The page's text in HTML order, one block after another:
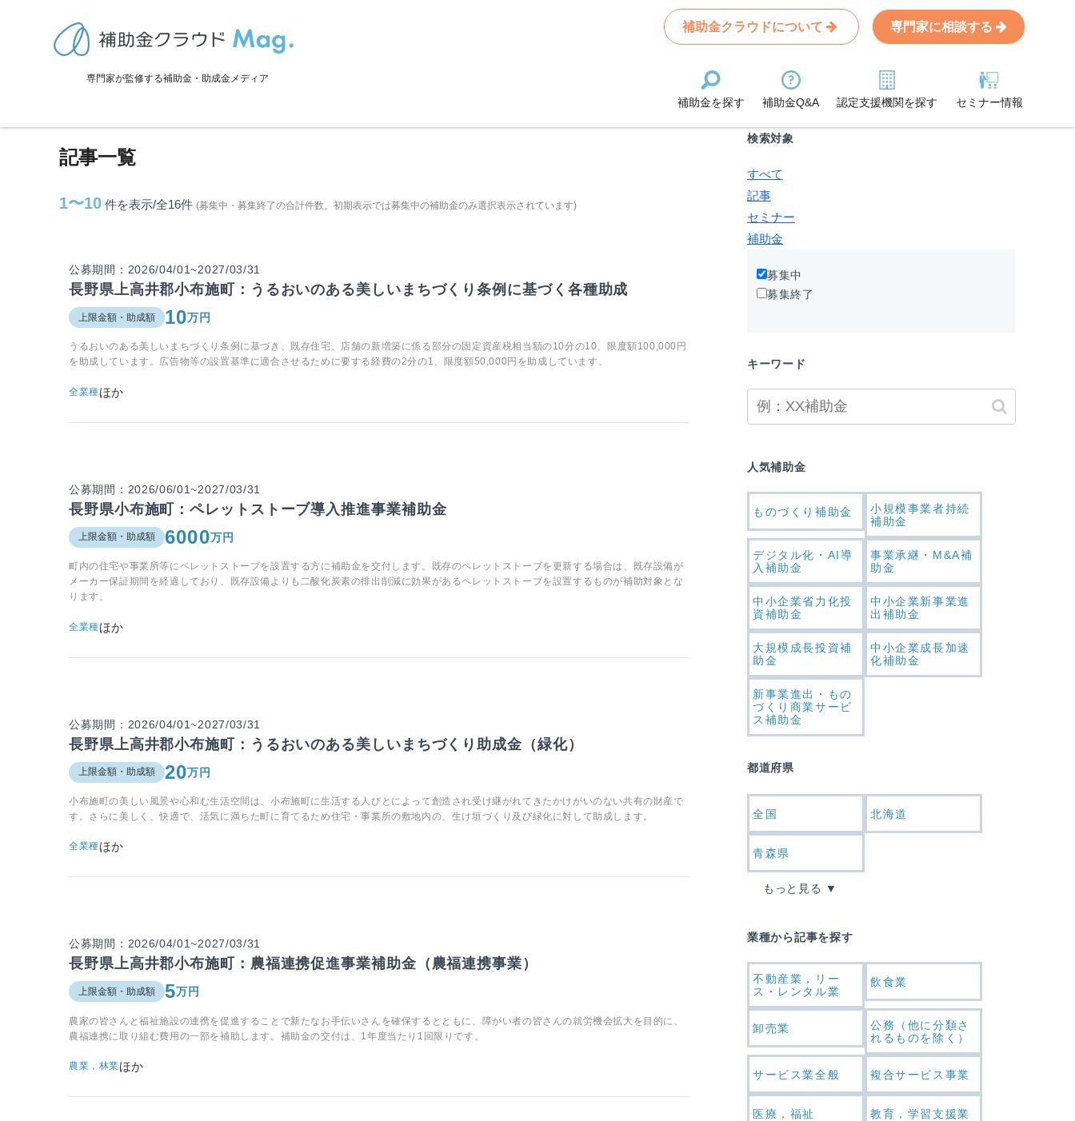
専門家が監修する補助金・助成金メディア
補助金クラウドについて 専門家に相談する
補助金を探す 補助金Q&A 認定支援機関を探す セミナー情報
>補助金・助成金詳細
小布施町に関連する記事
記事一覧
1〜10 件を表示/全16件 (募集中・募集終了の合計件数。初期表示では募集中の補助金のみ選択表示されています)
公募期間：2026/04/01~2027/03/31
長野県上高井郡小布施町：うるおいのある美しいまちづくり条例に基づく各種助成
上限金額・助成額 10万円
うるおいのある美しいまちづくり条例に基づき、既存住宅、店舗の新増築に係る部分の固定資産税相当額の10分の10、限度額100,000円
を助成しています。広告物等の設置基準に適合させるために要する経費の2分の1、限度額50,000円を助成しています。
全業種ほか
公募期間：2026/06/01~2027/03/31
長野県小布施町：ペレットストーブ導入推進事業補助金
上限金額・助成額 6000万円
町内の住宅や事業所等にペレットストーブを設置する方に補助金を交付します。既存のペレットストーブを更新する場合は、既存設備が
メーカー保証期間を経過しており、既存設備よりも二酸化炭素の排出削減に効果があるペレットストーブを設置するものが補助対象とな
ります。
全業種ほか
公募期間：2026/04/01~2027/03/31
長野県上高井郡小布施町：うるおいのある美しいまちづくり助成金（緑化）
上限金額・助成額 20万円
小布施町の美しい風景や心和む生活空間は、小布施町に生活する人びとによって創造され受け継がれてきたかけがいのない共有の財産で
す。さらに美しく、快適で、活気に満ちた町に育てるため住宅・事業所の敷地内の、生け垣づくり及び緑化に対して助成します。
全業種ほか
公募期間：2026/04/01~2027/03/31
長野県上高井郡小布施町：農福連携促進事業補助金（農福連携事業）
上限金額・助成額 5万円
農家の皆さんと福祉施設の連携を促進することで新たなお手伝いさんを確保するとともに、障がい者の皆さんの就労機会拡大を目的に、
農福連携に取り組む費用の一部を補助します。補助金の交付は、1年度当たり1回限りです。
農業，林業ほか
Search
条件から記事を探す
検索対象
すべて
記事
セミナー
補助金
募集中
募集終了
キーワード
人気補助金
ものづくり補助金
小規模事業者持続
補助金
デジタル化・AI導
入補助金
事業承継・M&A補
助金
中小企業省力化投
資補助金
中小企業新事業進
出補助金
大規模成長投資補
助金
中小企業成長加速
化補助金
新事業進出・もの
づくり商業サービ
ス補助金
都道府県
全国 北海道
青森県
もっと見る
業種から記事を探す
不動産業，リー
ス・レンタル業
飲食業
卸売業
公務（他に分類さ
れるものを除く）
サービス業全般 複合サービス事業
医療，福祉 教育，学習支援業